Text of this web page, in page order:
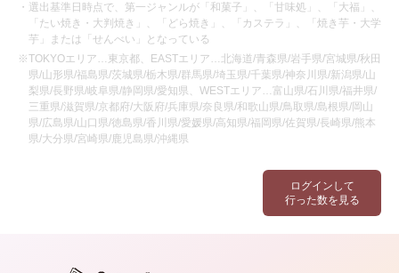
ログインして
行った数を見る
・選出基準日時点で、第一ジャンルが「和菓子」、「甘味処」、「大福」、
「たい焼き・大判焼き」、「どら焼き」、「カステラ」、「焼き芋・大学
芋」または「せんべい」となっている
※TOKYOエリア…東京都、EASTエリア…北海道/青森県/岩手県/宮城県/秋田
県/山形県/福島県/茨城県/栃木県/群馬県/埼玉県/千葉県/神奈川県/新潟県/山
梨県/長野県/岐阜県/静岡県/愛知県、WESTエリア…富山県/石川県/福井県/
三重県/滋賀県/京都府/大阪府/兵庫県/奈良県/和歌山県/鳥取県/島根県/岡山
県/広島県/山口県/徳島県/香川県/愛媛県/高知県/福岡県/佐賀県/長崎県/熊本
県/大分県/宮崎県/鹿児島県/沖縄県